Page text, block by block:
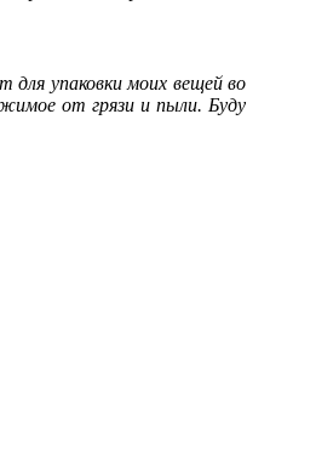
для упаковки моих вещей во
от грязи и пыли. Буду